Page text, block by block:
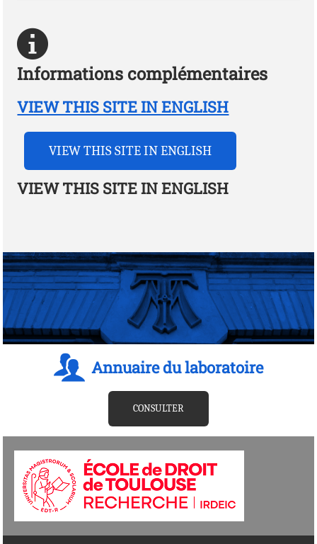
Informations complémentaires
VIEW THIS SITE IN ENGLISH
VIEW THIS SITE IN ENGLISH
VIEW THIS SITE IN ENGLISH
Annuaire du laboratoire
CONSULTER